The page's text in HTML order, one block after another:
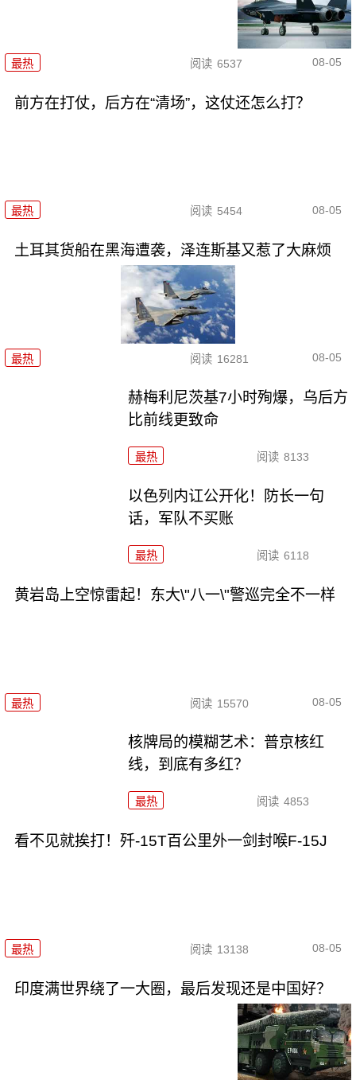
最热 阅读 6537 08-05
前方在打仗，后方在“清场”，这仗还怎么打？
最热 阅读 5454 08-05
土耳其货船在黑海遭袭，泽连斯基又惹了大麻烦
最热 阅读 16281 08-05
赫梅利尼茨基7小时殉爆，乌后方
比前线更致命
最热 阅读 8133
以色列内讧公开化！防长一句
话，军队不买账
最热 阅读 6118
黄岩岛上空惊雷起！东大\"八一\"警巡完全不一样
最热 阅读 15570 08-05
核牌局的模糊艺术：普京核红
线，到底有多红？
最热 阅读 4853
看不见就挨打！歼-15T百公里外一剑封喉F-15J
最热 阅读 13138 08-05
印度满世界绕了一大圈，最后发现还是中国好？